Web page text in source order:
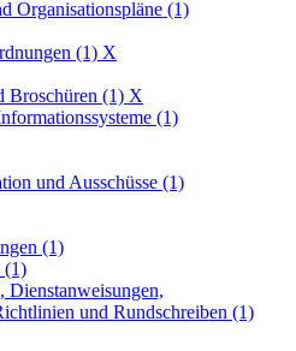
Organisationspläne (1)
(1) X
Broschüren (1) X
(1)
und Ausschüsse (1)
(1)
(1)
Dienstanweisungen,
und Rundschreiben (1)